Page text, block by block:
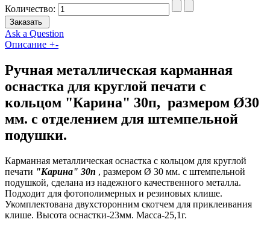
Количество:
Заказать
Ask a Question
Описание +-
Ручная металлическая карманная
оснастка для круглой печати с
кольцом "Карина" 30п, размером Ø30
мм. с отделением для штемпельной
подушки.
Карманная металлическая оснастка с кольцом для круглой
печати "Карина" 30п , размером Ø 30 мм. с штемпельной
подушкой, сделана из надежного качественного металла.
Подходит для фотополимерных и резиновых клише.
Укомплектована двухсторонним скотчем для приклеивания
клише. Высота оснастки-23мм. Масса-25,1г.